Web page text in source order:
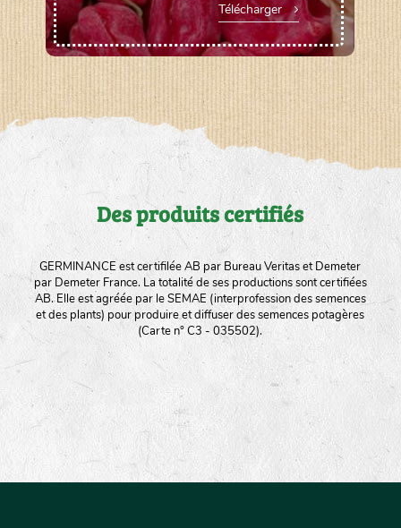
Télécharger
Des produits certifiés
GERMINANCE est certifilée AB par Bureau Veritas et Demeter
par Demeter France. La totalité de ses productions sont certifiées
AB. Elle est agréée par le SEMAE (interprofession des semences
et des plants) pour produire et diffuser des semences potagères
(Carte n° C3 - 035502).